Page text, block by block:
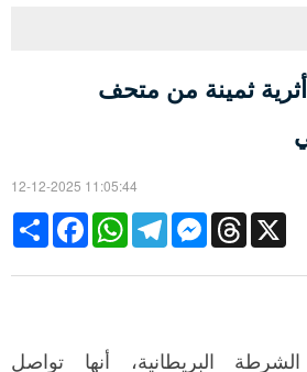
قطعة أثرية ثمينة من متحف
12-12-2025 11:05:44
Share
FacebookWhatsAppTelegramMessengerThreads X
البريطانية، أنها تواصل